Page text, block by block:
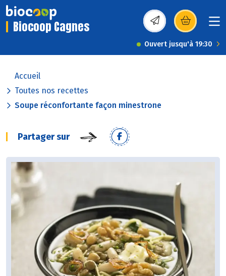
Biocoop Cagnes (s’ouvre dans une
Ouvert jusqu'à 19:30
Accueil
Toutes nos recettes
Soupe réconfortante façon minestrone
Partager sur